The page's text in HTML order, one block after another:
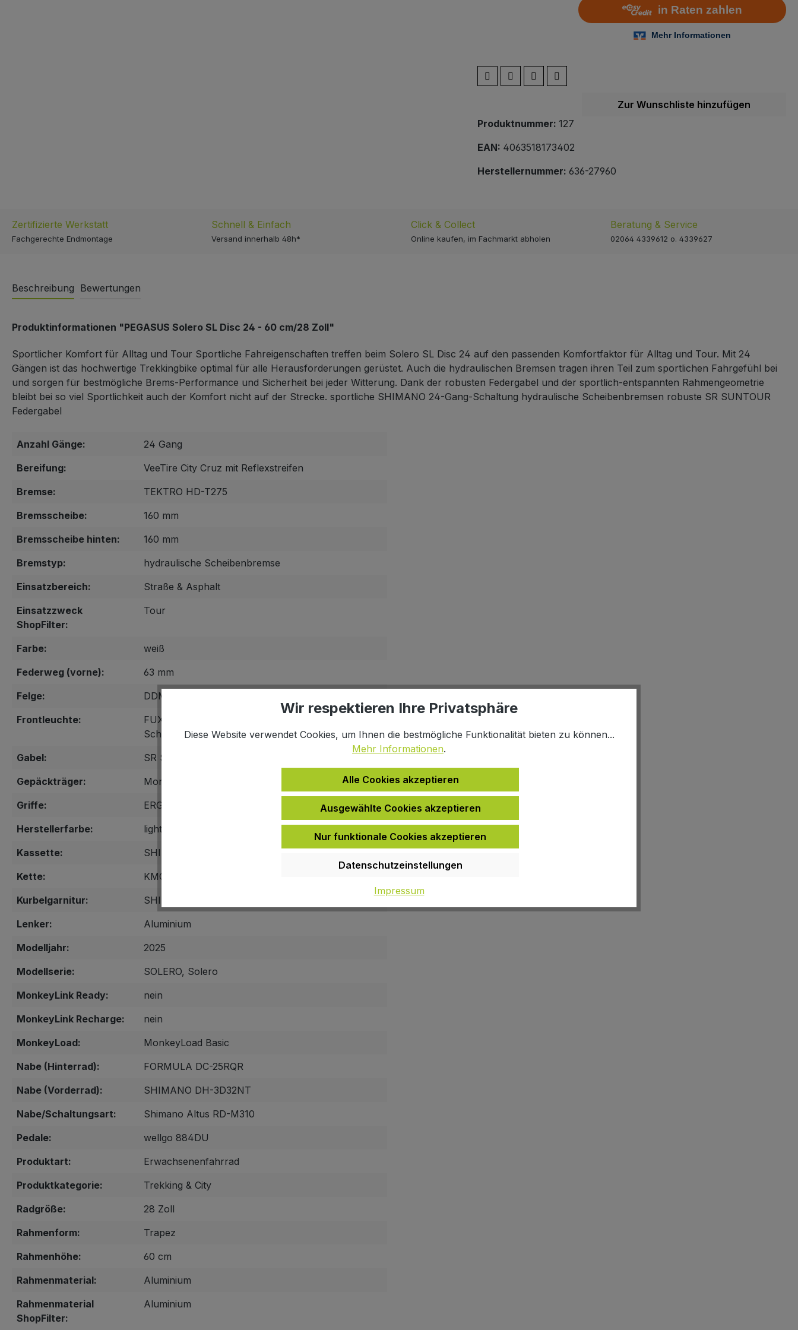
Zur Wunschliste hinzufügen
Produktnummer: 127
EAN: 4063518173402
Herstellernummer: 636-27960
Zertifizierte Werkstatt
Fachgerechte Endmontage
Schnell & Einfach
Versand innerhalb 48h*
Click & Collect
Online kaufen, im Fachmarkt abholen
Beratung & Service
02064 4339612 o. 4339627
Beschreibung Bewertungen
Produktinformationen "PEGASUS Solero SL Disc 24 - 60 cm/28 Zoll"
Sportlicher Komfort für Alltag und Tour Sportliche Fahreigenschaften treffen beim Solero SL Disc 24 auf den passenden Komfortfaktor für Alltag und Tour. Mit 24
Gängen ist das hochwertige Trekkingbike optimal für alle Herausforderungen gerüstet. Auch die hydraulischen Bremsen tragen ihren Teil zum sportlichen Fahrgefühl bei
und sorgen für bestmögliche Brems-Performance und Sicherheit bei jeder Witterung. Dank der robusten Federgabel und der sportlich-entspannten Rahmengeometrie
bleibt bei so viel Sportlichkeit auch der Komfort nicht auf der Strecke. sportliche SHIMANO 24-Gang-Schaltung hydraulische Scheibenbremsen robuste SR SUNTOUR
Federgabel
Anzahl Gänge:
24 Gang
Bereifung:
VeeTire City Cruz mit Reflexstreifen
Bremse:
TEKTRO HD-T275
Bremsscheibe:
160 mm
Bremsscheibe hinten:
160 mm
Bremstyp:
hydraulische Scheibenbremse
Einsatzbereich:
Straße & Asphalt
Einsatzzweck
ShopFilter:
Tour
Farbe:
weiß
Federweg (vorne):
63 mm
Felge:
DDM-2
Frontleuchte:
FUXON FS-50, 50 Lux mit Standlicht, Sensor und
Schalter
Gabel:
SR SUNTOUR NEX-DS
Gepäckträger:
MonkeyLoad ready
Griffe:
ERGON GP30, mit Barends
Herstellerfarbe:
light grey
Kassette:
SHIMANO CS-HG200-8 12-32T
Kette:
KMC Z-8.3
Kurbelgarnitur:
SHIMANO Tourney FC-TY301C 48/38/28T
Lenker:
Aluminium
Modelljahr:
2025
Modellserie:
SOLERO, Solero
MonkeyLink Ready:
nein
MonkeyLink Recharge:
nein
MonkeyLoad:
MonkeyLoad Basic
Nabe (Hinterrad):
FORMULA DC-25RQR
Nabe (Vorderrad):
SHIMANO DH-3D32NT
Nabe/Schaltungsart:
Shimano Altus RD-M310
Pedale:
wellgo 884DU
Produktart:
Erwachsenenfahrrad
Produktkategorie:
Trekking & City
Radgröße:
28 Zoll
Rahmenform:
Trapez
Rahmenhöhe:
60 cm
Rahmenmaterial:
Aluminium
Rahmenmaterial
ShopFilter:
Aluminium
Wir respektieren Ihre Privatsphäre
Diese Website verwendet Cookies, um Ihnen die bestmögliche Funktionalität bieten zu können...
Mehr Informationen.
Alle Cookies akzeptieren
Ausgewählte Cookies akzeptieren
Nur funktionale Cookies akzeptieren
Datenschutzeinstellungen
Impressum